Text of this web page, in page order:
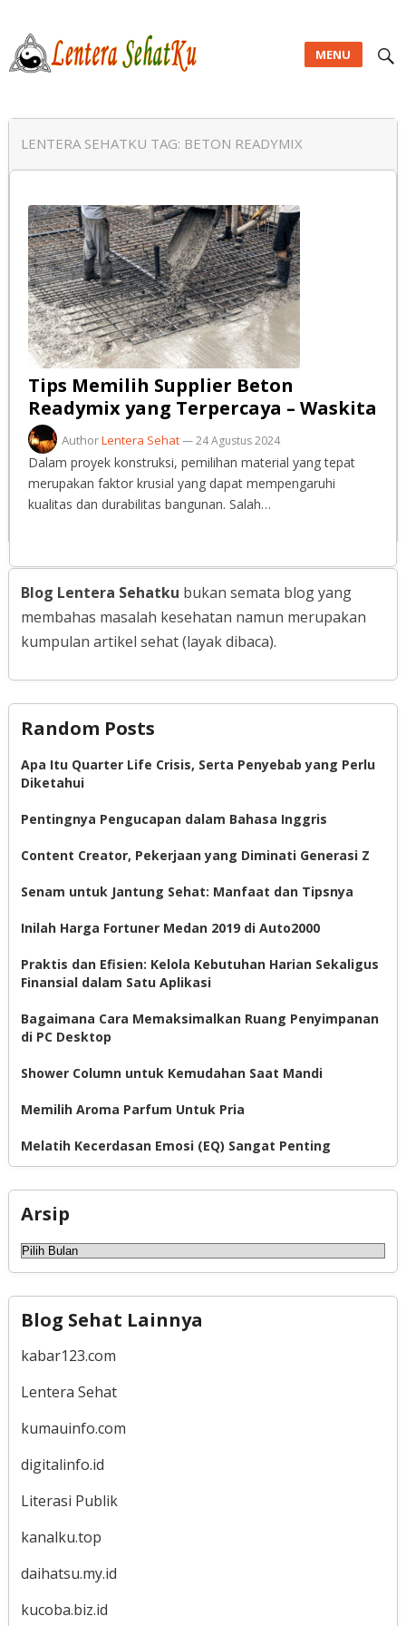
MENU
LENTERA SEHATKU TAG: BETON READYMIX
Tips Memilih Supplier Beton
Readymix yang Terpercaya – Waskita
AuthorLentera Sehat—24 Agustus 2024
Dalam proyek konstruksi, pemilihan material yang tepat
merupakan faktor krusial yang dapat mempengaruhi
kualitas dan durabilitas bangunan. Salah…
Blog Lentera Sehatku bukan semata blog yang
membahas masalah kesehatan namun merupakan
kumpulan artikel sehat (layak dibaca).
Random Posts
Apa Itu Quarter Life Crisis, Serta Penyebab yang Perlu
Diketahui
Pentingnya Pengucapan dalam Bahasa Inggris
Content Creator, Pekerjaan yang Diminati Generasi Z
Senam untuk Jantung Sehat: Manfaat dan Tipsnya
Inilah Harga Fortuner Medan 2019 di Auto2000
Praktis dan Efisien: Kelola Kebutuhan Harian Sekaligus
Finansial dalam Satu Aplikasi
Bagaimana Cara Memaksimalkan Ruang Penyimpanan
di PC Desktop
Shower Column untuk Kemudahan Saat Mandi
Memilih Aroma Parfum Untuk Pria
Melatih Kecerdasan Emosi (EQ) Sangat Penting
Arsip
Arsip
Blog Sehat Lainnya
kabar123.com
Lentera Sehat
kumauinfo.com
digitalinfo.id
Literasi Publik
kanalku.top
daihatsu.my.id
kucoba.biz.id